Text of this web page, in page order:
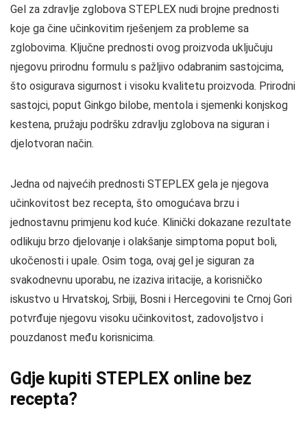
Gel za zdravlje zglobova STEPLEX nudi brojne prednosti
koje ga čine učinkovitim rješenjem za probleme sa
zglobovima. Ključne prednosti ovog proizvoda uključuju
njegovu prirodnu formulu s pažljivo odabranim sastojcima,
što osigurava sigurnost i visoku kvalitetu proizvoda. Prirodni
sastojci, poput Ginkgo bilobe, mentola i sjemenki konjskog
kestena, pružaju podršku zdravlju zglobova na siguran i
djelotvoran način.
Jedna od najvećih prednosti STEPLEX gela je njegova
učinkovitost bez recepta, što omogućava brzu i
jednostavnu primjenu kod kuće. Klinički dokazane rezultate
odlikuju brzo djelovanje i olakšanje simptoma poput boli,
ukočenosti i upale. Osim toga, ovaj gel je siguran za
svakodnevnu uporabu, ne izaziva iritacije, a korisničko
iskustvo u Hrvatskoj, Srbiji, Bosni i Hercegovini te Crnoj Gori
potvrđuje njegovu visoku učinkovitost, zadovoljstvo i
pouzdanost među korisnicima.
Gdje kupiti STEPLEX online bez
recepta?